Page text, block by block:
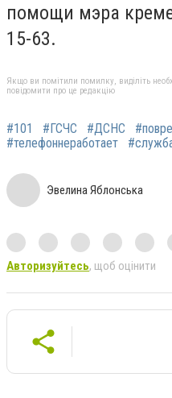
помощи мэра
15-63.
Якщо ви помітили помилку, виділіть
повідомити про це редакцію
#101 #ГСЧС #ДСНС
#телефоннеработает
Эвелина Яблонська
Авторизуйтесь, щоб оцінити